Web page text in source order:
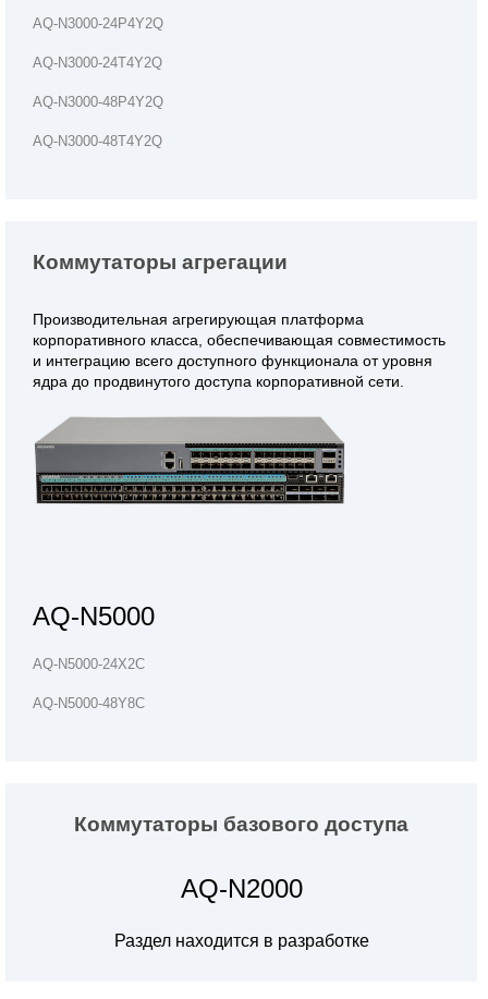
AQ-N3000-24P4Y2Q
AQ-N3000-24T4Y2Q
AQ-N3000-48P4Y2Q
AQ-N3000-48T4Y2Q
Коммутаторы агрегации
Производительная агрегирующая платформа
корпоративного класса, обеспечивающая совместимость
и интеграцию всего доступного функционала от уровня
ядра до продвинутого доступа корпоративной сети.
AQ-N5000
AQ-N5000-24X2C
AQ-N5000-48Y8C
Коммутаторы базового доступа
AQ-N2000
Раздел находится в разработке